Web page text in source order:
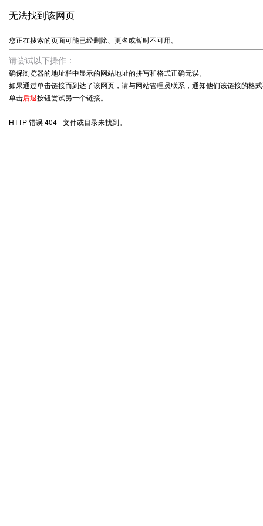
无法找到该网页
您正在搜索的页面可能已经删除、更名或暂时不可用。
请尝试以下操作：
确保浏览器的地址栏中显示的网站地址的拼写和格式正确无误。
如果通过单击链接而到达了该网页，请与网站管理员联系，通知他们该链接的格
单击后退按钮尝试另一个链接。
HTTP 错误 404 - 文件或目录未找到。